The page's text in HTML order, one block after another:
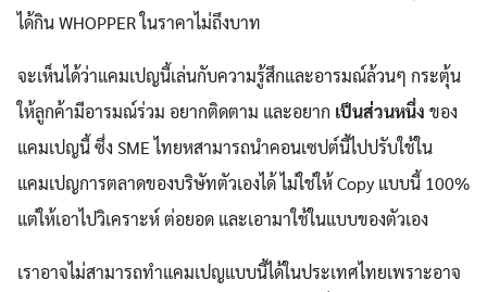
ได้กิน WHOPPER ในราคาไม่ถึงบาท
จะเห็นได้ว่าแคมเปญนี้เล่นกับความรู้สึกและอารมณ์ล้วนๆ กระตุ้น
ให้ลูกค้ามีอารมณ์ร่วม อยากติดตาม และอยาก เป็นส่วนหนึ่ง ของ
แคมเปญนี้ ซึ่ง SME ไทยหสามารถนำคอนเซปต์นี้ไปปรับใช้ใน
แคมเปญการตลาดของบริษัทตัวเองได้ ไม่ใช่ให้ Copy แบบนี้ 100%
แต่ให้เอาไปวิเคราะห์ ต่อยอด และเอามาใช้ในแบบของตัวเอง
เราอาจไม่สามารถทำแคมเปญแบบนี้ได้ในประเทศไทยเพราะอาจ